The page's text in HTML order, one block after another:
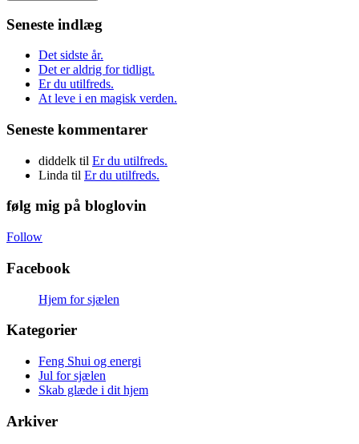
Seneste indlæg
Det sidste år.
Det er aldrig for tidligt.
Er du utilfreds.
At leve i en magisk verden.
Seneste kommentarer
diddelk til Er du utilfreds.
Linda til Er du utilfreds.
følg mig på bloglovin
Follow
Facebook
Hjem for sjælen
Kategorier
Feng Shui og energi
Jul for sjælen
Skab glæde i dit hjem
Arkiver